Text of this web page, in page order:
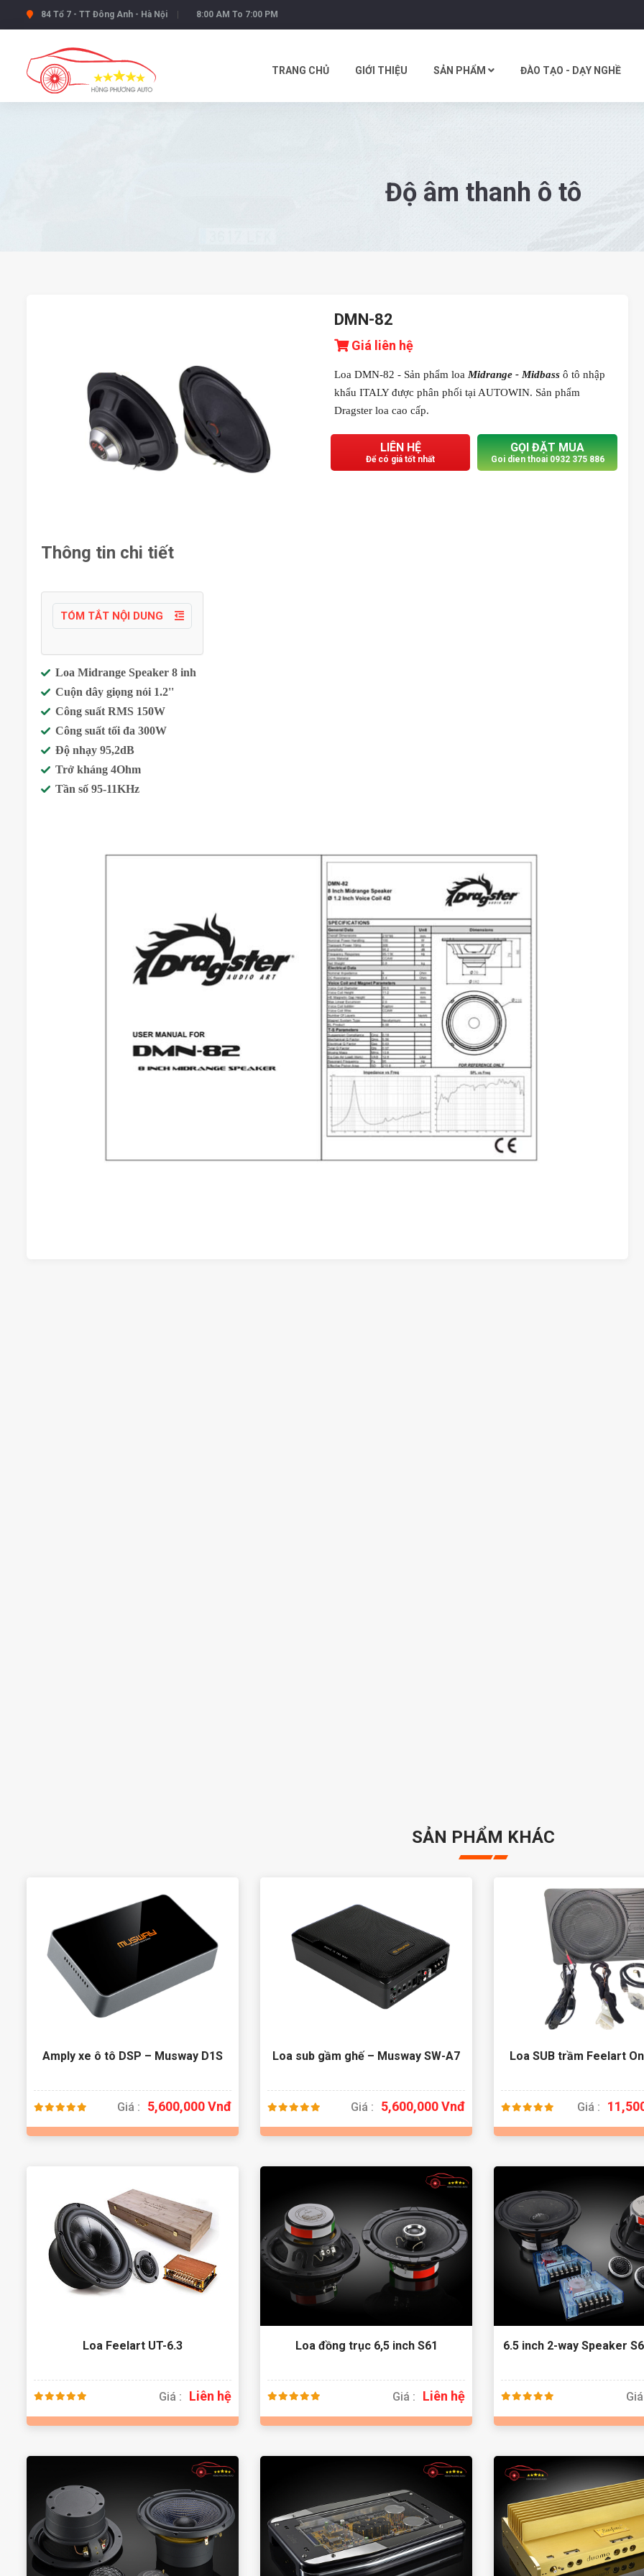
84 Tổ 7 - TT Đông Anh - Hà Nội 8:00 AM To 7:00 PM
TRANG CHỦ GIỚI THIỆU SẢN PHẨM ĐÀO TẠO - DẠY NGHỀ
Độ âm thanh ô tô
DMN-82
Giá liên hệ
Loa DMN-82 - Sản phẩm loa Midrange - Midbass ô tô nhập
khẩu ITALY được phân phối tại AUTOWIN. Sản phẩm
Dragster loa cao cấp.
LIÊN HỆ
Để có giá tốt nhất
GỌI ĐẶT MUA
Goi dien thoai 0932 375 886
Thông tin chi tiết
TÓM TẮT NỘI DUNG
Loa Midrange Speaker 8 inh
Cuộn dây giọng nói 1.2''
Công suất RMS 150W
Công suất tối đa 300W
Độ nhạy 95,2dB
Trở kháng 4Ohm
Tần số 95-11KHz
SẢN PHẨM KHÁC
Amply xe ô tô DSP – Musway D1S
Giá : 5,600,000 Vnđ
Loa sub gầm ghế – Musway SW-A7
Giá : 5,600,000 Vnđ
Loa SUB trầm Feelart
Giá :
Loa Feelart UT-6.3
Giá : Liên hệ
Loa đồng trục 6,5 inch S61
Giá : Liên hệ
6.5 inch 2-way Speaker